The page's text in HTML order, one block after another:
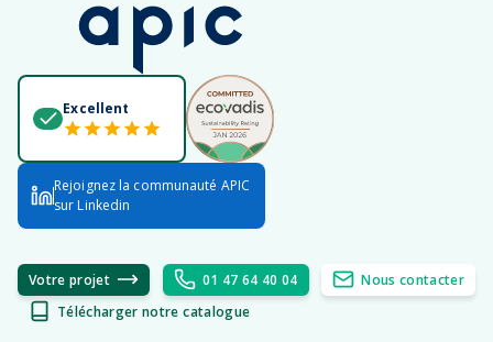
Excellent
Rejoignez la communauté APIC
sur Linkedin
Votre projet 01 47 64 40 04
Nous contacter
Télécharger notre catalogue